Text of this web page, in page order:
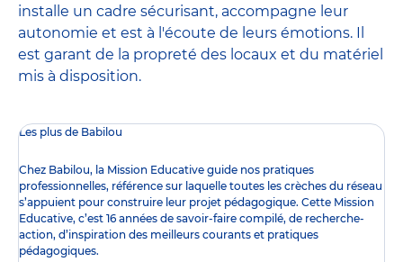
installe un cadre sécurisant, accompagne leur
autonomie et est à l'écoute de leurs émotions. Il
est garant de la propreté des locaux et du matériel
mis à disposition.
Les plus de Babilou
Chez Babilou, la Mission Educative guide nos pratiques
professionnelles, référence sur laquelle toutes les crèches du réseau
s’appuient pour construire leur projet pédagogique. Cette Mission
Educative, c’est 16 années de savoir-faire compilé, de recherche-
action, d’inspiration des meilleurs courants et pratiques
pédagogiques.